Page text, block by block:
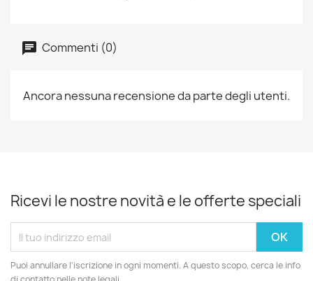
Commenti (0)
Ancora nessuna recensione da parte degli utenti.
Ricevi le nostre novità e le offerte speciali
Puoi annullare l'iscrizione in ogni momenti. A questo scopo, cerca le info